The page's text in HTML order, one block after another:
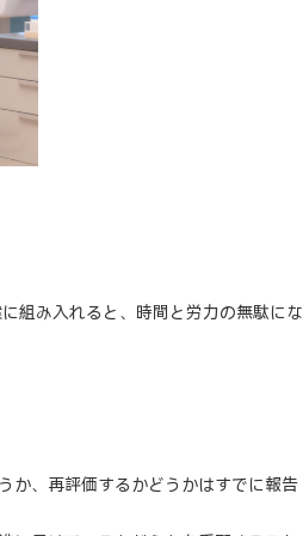
組み入れると、時間と労力の無駄にな
か、再評価するかどうかはすでに報告